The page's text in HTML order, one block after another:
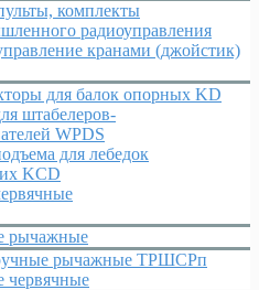
комплекты
радиоуправления
кранами (джойстик)
для балок опорных KD
штабелеров-
WPDS
для лебедок
KCD
рычажные
рычажные ТРШСРп
червячные